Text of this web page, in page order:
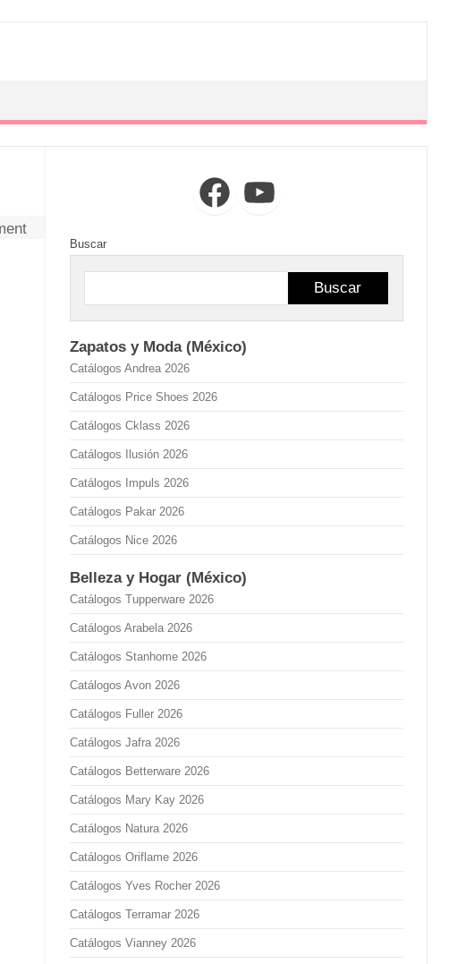
FacebookYouTube
Buscar
Buscar
Zapatos y Moda (México)
Catálogos Andrea 2026
Catálogos Price Shoes 2026
Catálogos Cklass 2026
Catálogos Ilusión 2026
Catálogos Impuls 2026
Catálogos Pakar 2026
Catálogos Nice 2026
Belleza y Hogar (México)
Catálogos Tupperware 2026
Catálogos Arabela 2026
Catálogos Stanhome 2026
Catálogos Avon 2026
Catálogos Fuller 2026
Catálogos Jafra 2026
Catálogos Betterware 2026
Catálogos Mary Kay 2026
Catálogos Natura 2026
Catálogos Oriflame 2026
Catálogos Yves Rocher 2026
Catálogos Terramar 2026
Catálogos Vianney 2026